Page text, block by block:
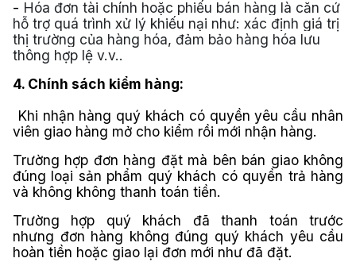
- Hóa đơn tài chính hoặc phiếu bán hàng là căn cứ
hỗ trợ quá trình xử lý khiếu nại như: xác định giá trị
thị trường của hàng hóa, đảm bảo hàng hóa lưu
thông hợp lệ v.v..
4. Chính sách kiểm hàng:
Khi nhận hàng quý khách có quyền yêu cầu nhân
viên giao hàng mở cho kiểm rồi mới nhận hàng.
Trường hợp đơn hàng đặt mà bên bán giao không
đúng loại sản phẩm quý khách có quyền trả hàng
và không không thanh toán tiền.
Trường hợp quý khách đã thanh toán trước
nhưng đơn hàng không đúng quý khách yêu cầu
hoàn tiền hoặc giao lại đơn mới như đã đặt.